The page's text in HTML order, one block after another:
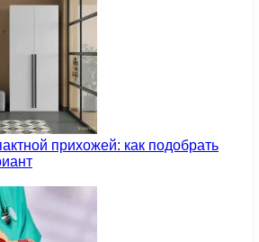
прихожей: как подобрать